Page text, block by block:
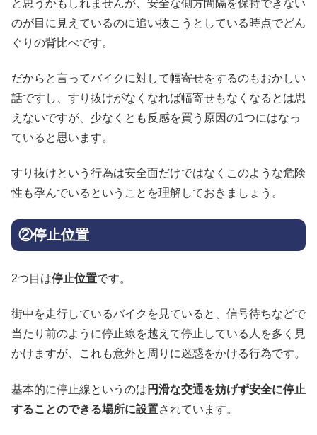
と思うかもしれませんが、安全な側方間隔を保持できない
のが目に見えているのに追い抜こうとしている時点でどん
ぐりの背比べです。
だからと言ってバイクに対して幅寄せをするのもおかしい
話ですし、すり抜けがなくなれば幅寄せもなくなるとは思
えないですが、少なくとも反感を買う原因の1つにはなっ
ていると思います。
すり抜けという行為は安全面だけではなくこのような危険
性も孕んでいるということを理解しておきましょう。
②停止位置
2つ目は停止位置です。
街中を走行しているバイクを見ていると、信号待ちなどで
当たり前のように停止線を越えて停止している人を多く見
かけますが、これも意外と周りに迷惑をかける行為です。
基本的に停止線というのは 円滑な交通を妨げず安全に停止
することのできる場所に設置されています。